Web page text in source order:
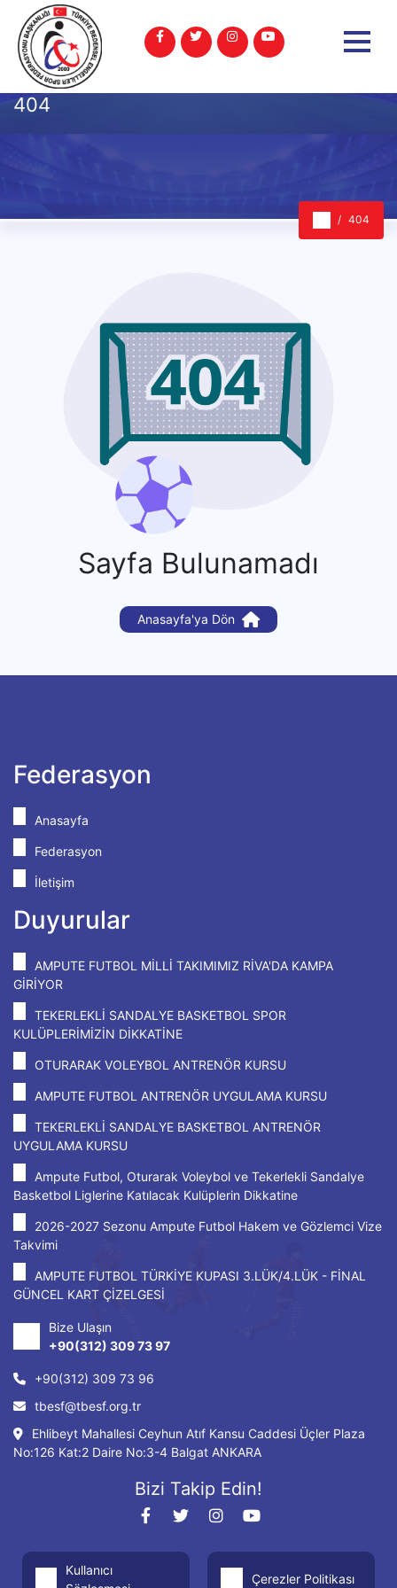
404
404
Sayfa Bulunamadı
Anasayfa'ya Dön
Federasyon
Anasayfa
Federasyon
İletişim
Duyurular
AMPUTE FUTBOL MİLLİ TAKIMIMIZ RİVA'DA KAMPA
GİRİYOR
TEKERLEKLİ SANDALYE BASKETBOL SPOR
KULÜPLERİMİZİN DİKKATİNE
OTURARAK VOLEYBOL ANTRENÖR KURSU
AMPUTE FUTBOL ANTRENÖR UYGULAMA KURSU
TEKERLEKLİ SANDALYE BASKETBOL ANTRENÖR
UYGULAMA KURSU
Ampute Futbol, Oturarak Voleybol ve Tekerlekli Sandalye
Basketbol Liglerine Katılacak Kulüplerin Dikkatine
2026-2027 Sezonu Ampute Futbol Hakem ve Gözlemci Vize
Takvimi
AMPUTE FUTBOL TÜRKİYE KUPASI 3.LÜK/4.LÜK - FİNAL
GÜNCEL KART ÇİZELGESİ
Bize Ulaşın
+90(312) 309 73 97
+90(312) 309 73 96
tbesf@tbesf.org.tr
Ehlibeyt Mahallesi Ceyhun Atıf Kansu Caddesi Üçler Plaza
No:126 Kat:2 Daire No:3-4 Balgat ANKARA
Bizi Takip Edin!
Kullanıcı
Çerezler Politikası